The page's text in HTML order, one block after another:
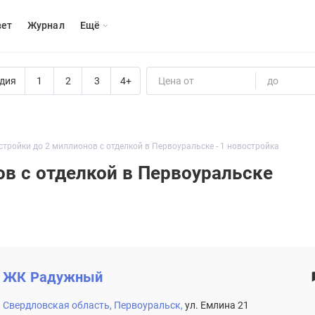
Журнал Eщё
1 2 3 4+ Цена от до
до 2 миллионов с отделкой в Первоуральске - 1 новостройка
с отделкой в Первоуральске
ЖК Радужный
Свердловская область, Первоуральск, ул. Емлина 21